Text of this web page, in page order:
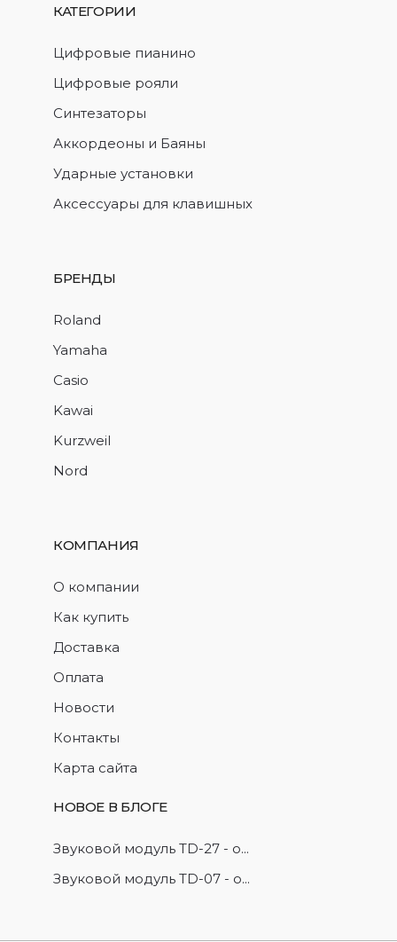
КАТЕГОРИИ
Цифровые пианино
Цифровые рояли
Синтезаторы
Аккордеоны и Баяны
Ударные установки
Аксессуары для клавишных
БРЕНДЫ
Roland
Yamaha
Casio
Kawai
Kurzweil
Nord
КОМПАНИЯ
О компании
Как купить
Доставка
Оплата
Новости
Контакты
Карта сайта
НОВОЕ В БЛОГЕ
Звуковой модуль TD-27 - о...
Звуковой модуль TD-07 - о...